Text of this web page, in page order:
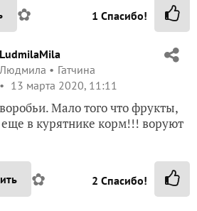
✿ 1 Спасибо!
LudmilaMila
Людмила
Гатчина
13 марта 2020, 11:11
Мало того что фрукты,
еще в курятнике корм!!! воруют
✿ 2 Спасибо!